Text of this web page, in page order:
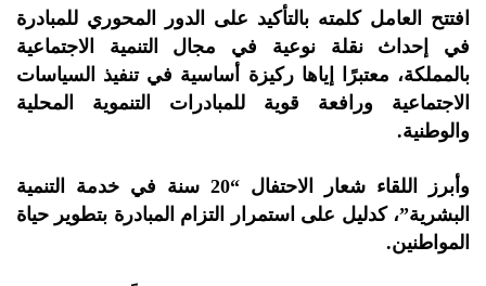
افتتح العامل كلمته بالتأكيد على الدور المحوري للمبادرة
في إحداث نقلة نوعية في مجال التنمية الاجتماعية
بالمملكة، معتبرًا إياها ركيزة أساسية في تنفيذ السياسات
الاجتماعية ورافعة قوية للمبادرات التنموية المحلية
والوطنية.
وأبرز اللقاء شعار الاحتفال “20 سنة في خدمة التنمية
البشرية”، كدليل على استمرار التزام المبادرة بتطوير حياة
المواطنين.